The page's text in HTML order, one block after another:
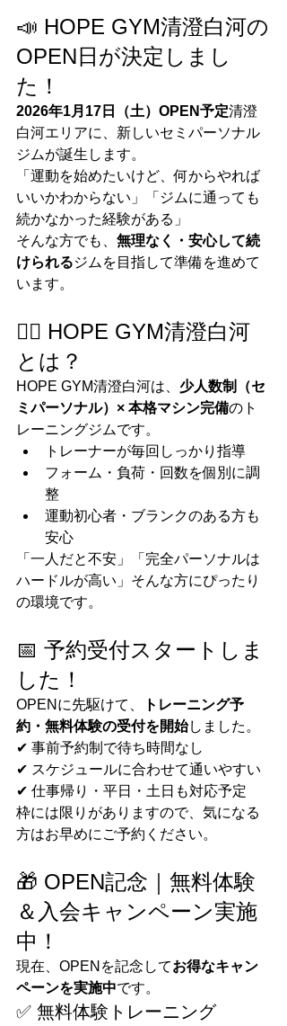
📣 HOPE GYM清澄白河の
OPEN日が決定しまし
た！
2026年1月17日（土）OPEN予定清澄
白河エリアに、新しいセミパーソナル
ジムが誕生します。
「運動を始めたいけど、何からやれば
いいかわからない」「ジムに通っても
続かなかった経験がある」
そんな方でも、 無理なく・安心して続
けられるジムを目指して準備を進めて
います。
🏋️‍♂️ HOPE GYM清澄白河
とは？
HOPE GYM清澄白河は、 少人数制（セ
ミパーソナル）× 本格マシン完備のト
レーニングジムです。
トレーナーが毎回しっかり指導
フォーム・負荷・回数を個別に調
整
運動初心者・ブランクのある方も
安心
「一人だと不安」「完全パーソナルは
ハードルが高い」そんな方にぴったり
の環境です。
📅 予約受付スタートしま
した！
OPENに先駆けて、
トレーニング予
約・無料体験の受付を開始しました。
✔ 事前予約制で待ち時間なし
✔ スケジュールに合わせて通いやすい
✔ 仕事帰り・平日・土日も対応予定
枠には限りがありますので、気になる
方はお早めにご予約ください。
🎁 OPEN記念｜無料体験
＆入会キャンペーン実施
中！
現在、OPENを記念してお得なキャン
ペーンを実施中です。
✅ 無料体験トレーニング